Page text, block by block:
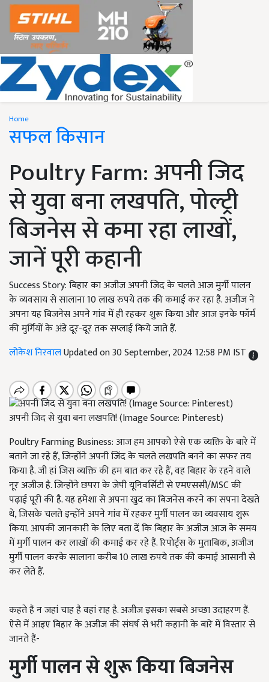
Home
सफल किसान
Poultry Farm: अपनी जिद
से युवा बना लखपति, पोल्ट्री
बिजनेस से कमा रहा लाखों,
जानें पूरी कहानी
Success Story: बिहार का अजीज अपनी जिद के चलते आज मुर्गी पालन
के व्यवसाय से सालाना 10 लाख रुपये तक की कमाई कर रहा है. अजीज ने
अपना यह बिजनेस अपने गांव में ही रहकर शुरू किया और आज इनके फॉर्म
की मुर्गियों के अंडे दूर-दूर तक सप्लाई किये जाते हैं.
लोकेश निरवालUpdated on 30 September, 2024 12:58 PM IST
अपनी जिद से युवा बना लखपति! (Image Source: Pinterest)
Poultry Farming Business: आज हम आपको ऐसे एक व्यक्ति के बारे में
बताने जा रहे हैं, जिन्होंने अपनी जिंद के चलते लखपति बनने का सफर तय
किया है. जी हां जिस व्यक्ति की हम बात कर रहे हैं, वह बिहार के रहने वाले
नूर अजीज है. जिन्होंने छपरा के जेपी यूनिवर्सिटी से एमएससी/MSCकी
पढ़ाई पूरी की है. यह हमेशा से अपना खुद का बिजनेस करने का सपना देखते
थे,जिसके चलते इन्होंने अपने गांव में रहकर मुर्गी पालन का व्यवसाय शुरू
किया. आपकी जानकारी के लिए बता दें कि बिहार के अजीज आज के समय
में मुर्गी पालन कर लाखों की कमाई कर रहे हैं. रिपोर्ट्स के मुताबिक, अजीज
मुर्गी पालन करके सालाना करीब 10 लाख रुपये तक की कमाई आसानी से
कर लेते हैं.
कहते हैं न जहां चाह है वहां राह है. अजीज इसका सबसे अच्छा उदाहरण हैं.
ऐसे में आइए बिहार के अजीज की संघर्ष से भरी कहानी के बारे में विस्तार से
जानते हैं-
मुर्गी पालन से शुरू किया बिजनेस